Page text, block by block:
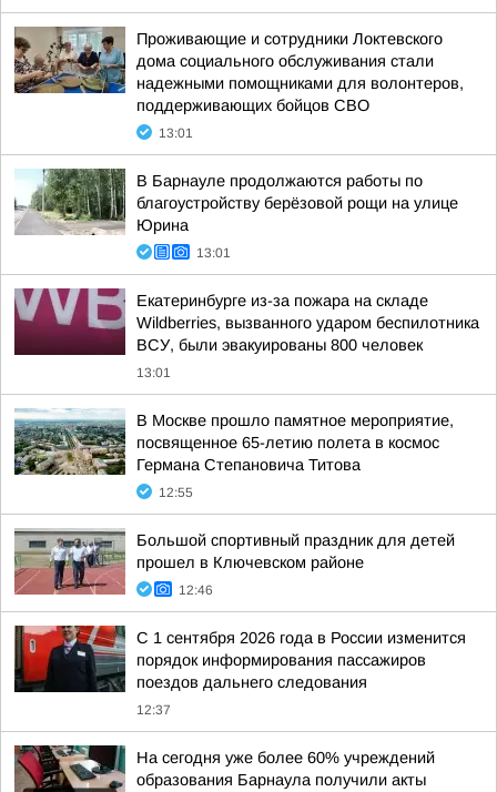
Проживающие и сотрудники Локтевского
дома социального обслуживания стали
надежными помощниками для волонтеров,
поддерживающих бойцов СВО
13:01
В Барнауле продолжаются работы по
благоустройству берёзовой рощи на улице
Юрина
13:01
Екатеринбурге из-за пожара на складе
Wildberries, вызванного ударом беспилотника
ВСУ, были эвакуированы 800 человек
13:01
В Москве прошло памятное мероприятие,
посвященное 65-летию полета в космос
Германа Степановича Титова
12:55
Большой спортивный праздник для детей
прошел в Ключевском районе
12:46
С 1 сентября 2026 года в России изменится
порядок информирования пассажиров
поездов дальнего следования
12:37
На сегодня уже более 60% учреждений
образования Барнаула получили акты